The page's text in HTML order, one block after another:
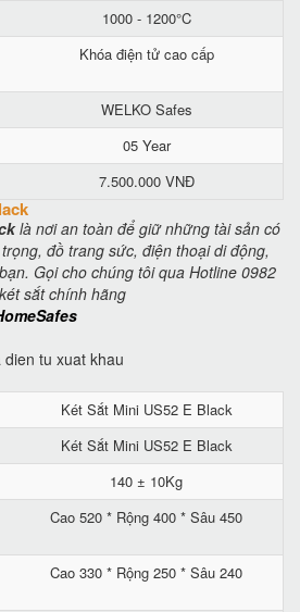
1000 - 1200°C
Khóa điện tử cao cấp
WELKO Safes
05 Year
7.500.000 VNĐ
là nơi an toàn để giữ những tài sản có
đồ trang sức, điện thoại di động,
Gọi cho chúng tôi qua Hotline 0982
sắt chính hãng
Két Sắt Mini US52 E Black
Két Sắt Mini US52 E Black
140 ± 10Kg
Cao 520 * Rộng 400 * Sâu 450
Cao 330 * Rộng 250 * Sâu 240